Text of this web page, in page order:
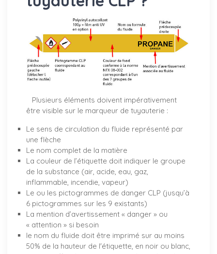
Plusieurs éléments doivent impérativement
être visible sur le marqueur de tuyauterie :
Le sens de circulation du fluide représenté par
une flèche
Le nom complet de la matière
La couleur de l’étiquette doit indiquer le groupe
de la substance (air, acide, eau, gaz,
inflammable, incendie, vapeur)
Le ou les pictogrammes de danger CLP (jusqu’à
6 pictogrammes sur les 9 existants)
La mention d’avertissement « danger » ou
« attention » si besoin
le nom du fluide doit être imprimé sur au moins
50% de la hauteur de l'étiquette, en noir ou blanc,